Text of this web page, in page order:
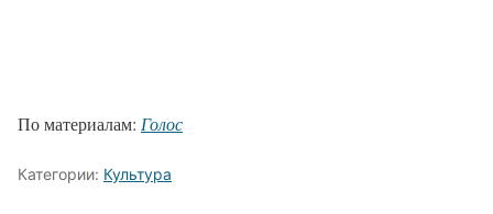
По материалам: Голос
Категории: Культура